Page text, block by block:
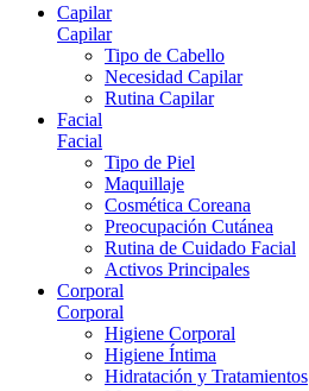
Capilar
Capilar
Tipo de Cabello
Necesidad Capilar
Rutina Capilar
Facial
Facial
Tipo de Piel
Maquillaje
Cosmética Coreana
Preocupación Cutánea
Rutina de Cuidado Facial
Activos Principales
Corporal
Corporal
Higiene Corporal
Higiene Íntima
Hidratación y Tratamientos